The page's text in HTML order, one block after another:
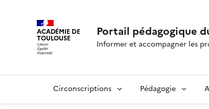
ACADÉMIE DE
TOULOUSE Portail pédagogique
Informer et accompagner les
Circonscriptions Pédagogie